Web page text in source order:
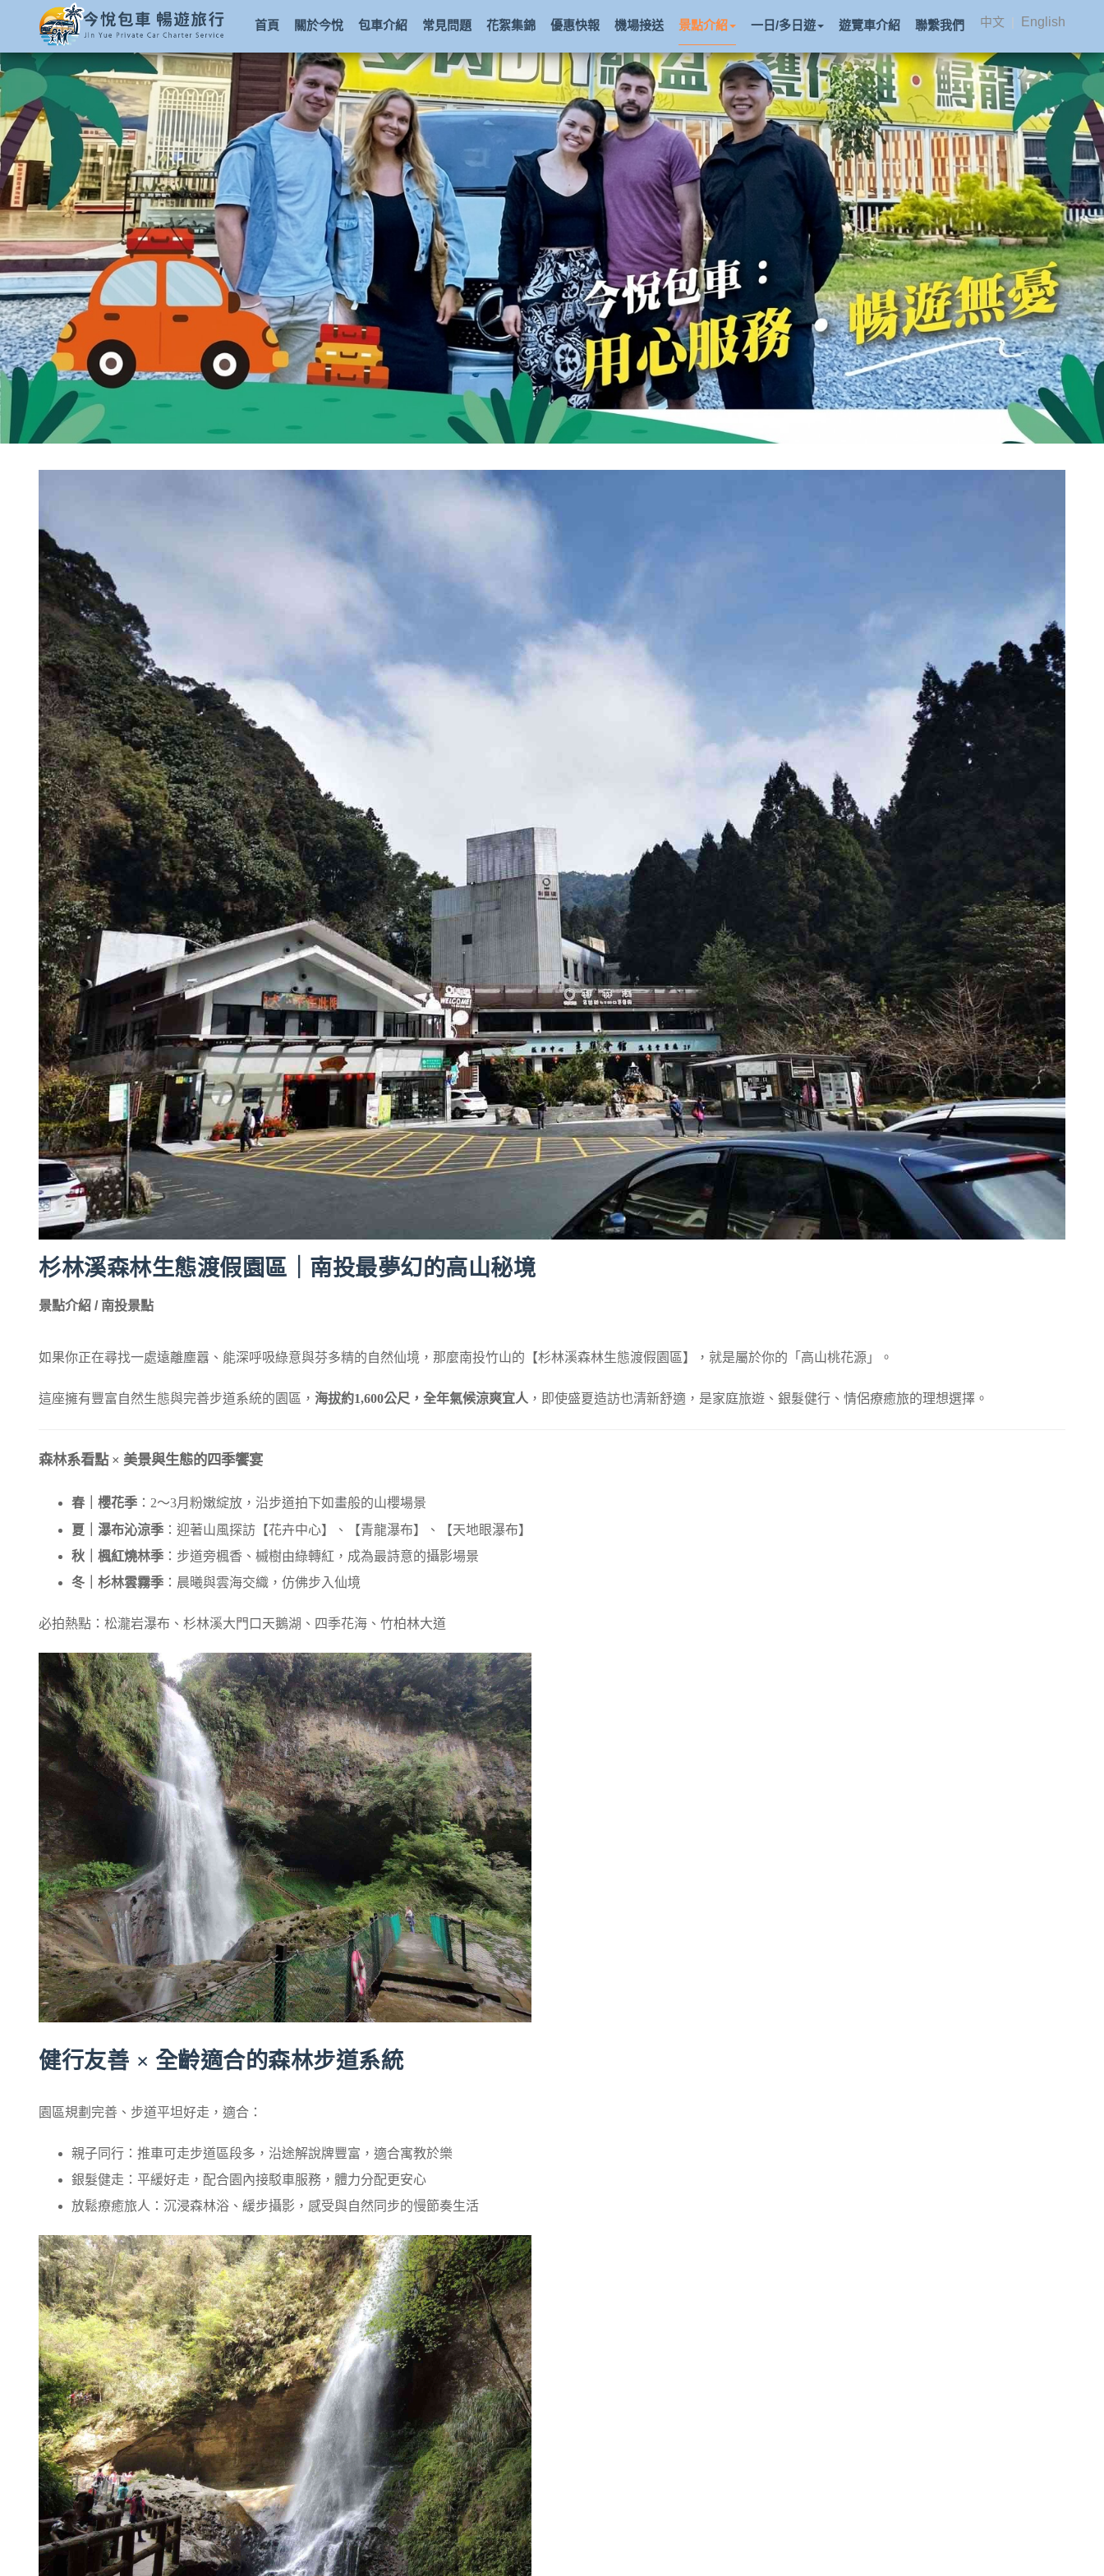
首頁 關於今悅 包車介紹 常見問題 花絮集錦 優惠快報 機場接送 景點介紹 一日/多日遊 遊覽車介紹 聯繫我們 中文 | English
杉林溪森林生態渡假園區｜南投最夢幻的高山秘境
景點介紹 / 南投景點
如果你正在尋找一處遠離塵囂、能深呼吸綠意與芬多精的自然仙境，那麼南投竹山的【杉林溪森林生態渡假園區】，就是屬於你的「高山桃花源」。
這座擁有豐富自然生態與完善步道系統的園區， 海拔約1,600公尺，全年氣候涼爽宜人 ，即使盛夏造訪也清新舒適，是家庭旅遊、銀髮健行、情侶療癒旅的理想選擇。
森林系看點 × 美景與生態的四季饗宴
春｜櫻花季 ： 2～3月粉嫩綻放，沿步道拍下如畫般的山櫻場景
夏｜瀑布沁涼季 ：迎著山風探訪【花卉中心】、【青龍瀑布】、【天地眼瀑布】
秋｜楓紅燒林季 ：步道旁楓香、槭樹由綠轉紅，成為最詩意的攝影場景
冬｜杉林雲霧季 ：晨曦與雲海交織，仿佛步入仙境
必拍熱點：松瀧岩瀑布、杉林溪大門口天鵝湖、四季花海、竹柏林大道
健行友善 × 全齡適合的森林步道系統
園區規劃完善、步道平坦好走，適合：
親子同行：推車可走步道區段多，沿途解說牌豐富，適合寓教於樂
銀髮健走：平緩好走，配合園內接駁車服務，體力分配更安心
放鬆療癒旅人：沉浸森林浴、緩步攝影，感受與自然同步的慢節奏生活